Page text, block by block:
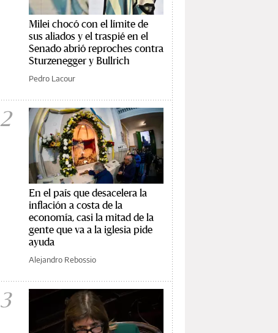
Milei chocó con el límite de
sus aliados y el traspié en el
Senado abrió reproches contra
Sturzenegger y Bullrich
Pedro Lacour
2
En el país que desacelera la
inflación a costa de la
economía, casi la mitad de la
gente que va a la iglesia pide
ayuda
Alejandro Rebossio
3